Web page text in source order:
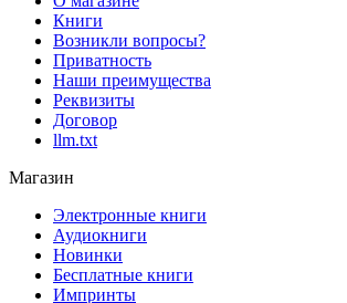
Книги
Возникли вопросы?
Приватность
Наши преимущества
Реквизиты
Договор
llm.txt
Магазин
Электронные книги
Аудиокниги
Новинки
Бесплатные книги
Импринты